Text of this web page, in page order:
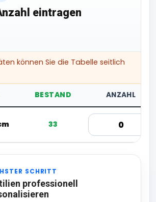
eintragen
können Sie die Tabelle seitlich
BESTAND ANZAHL
33
SCHRITT
professionell